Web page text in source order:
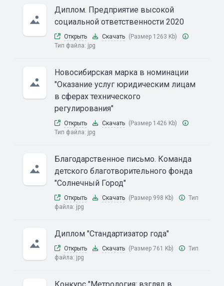
Диплом. Предприятие высокой
социальной ответственности 2020
Открыть Скачать (Размер 1263 Kb)
Тип файла: jpg
Новосибирская марка в номинации
"Оказание услуг юридическим лицам
в сферах технического
регулирования"
Открыть Скачать (Размер 1426 Kb)
Тип файла: jpg
Благодарственное письмо. Команда
детского благотворительного фонда
"Солнечный Город"
Открыть Скачать (Размер 998 Kb)
Тип
файла: jpg
Диплом "Стандартизатор года"
Открыть Скачать (Размер 761 Kb)
Тип
файла: jpg